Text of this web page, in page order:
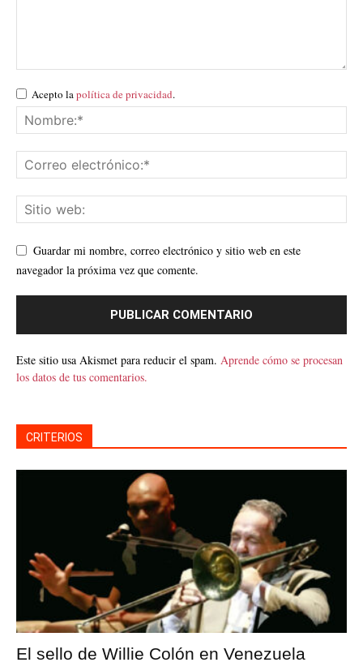
Acepto lapolítica de privacidad.
Guardar mi nombre, correo electrónico y sitio web en este
navegador la próxima vez que comente.
Este sitio usa Akismet para reducir el spam. Aprende cómo se procesan
los datos de tus comentarios.
CRITERIOS
El sello de Willie Colón en Venezuela